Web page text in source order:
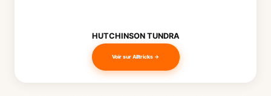
HUTCHINSON TUNDRA
Voir sur Alltricks →